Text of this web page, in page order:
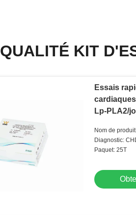
QUALITÉ KIT
Essais
Lp-PLA2/
Nom de
Diagnostic:
Paquet: 25T